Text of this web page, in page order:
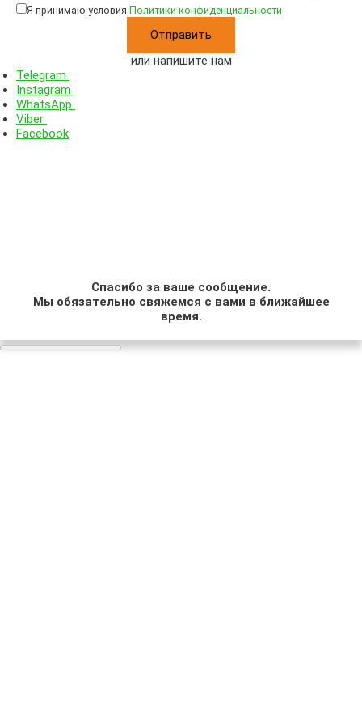
Я принимаю условия Политики конфиденциальности
или напишите нам
Telegram
Instagram
WhatsApp
Viber
Facebook
Спасибо за ваше сообщение.
Мы обязательно свяжемся с вами в ближайшее
время.